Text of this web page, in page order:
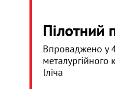
Пілотний
Впроваджено у
металургійного
Іліча